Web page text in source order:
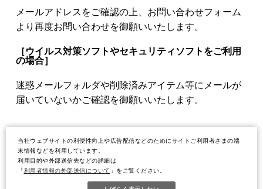
メールアドレスをご確認の上、お問い合わせフォーム
より再度お問い合わせを御願いいたします。
［ウイルス対策ソフトやセキュリティソフトをご利用
の場合］
迷惑メールフォルダや削除済みアイテム等にメールが
届いていないかご確認を御願いいたします。
当社ウェブサイトの利便性向上や広告配信などのためにサイトご利用者さまの端
末情報などを利用しています。
利用目的や外部送信先などの詳細は
「利用者情報の外部送信について 」をご覧ください。